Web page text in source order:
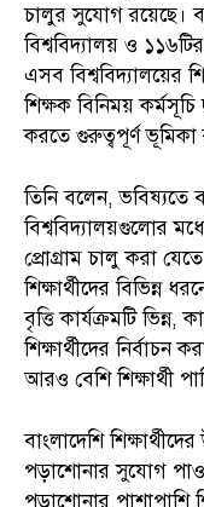
চালুর সুযোগ রয়েছে।
বিশ্ববিদ্যালয় ও
এসব বিশ্ববিদ্যালয়ের
শিক্ষক বিনিময়
করতে গুরুত্বপূর্ণ ভূমিকা
তিনি বলেন, ভবিষ্যতে
বিশ্ববিদ্যালয়গুলোর
প্রোগ্রাম চালু করা
শিক্ষার্থীদের বিভিন্ন
বৃত্তি কার্যক্রমটি
শিক্ষার্থীদের
আরও বেশি শিক্ষার্থী
বাংলাদেশি
পড়াশোনার সুযোগ
পড়াশোনার পাশাপাশি